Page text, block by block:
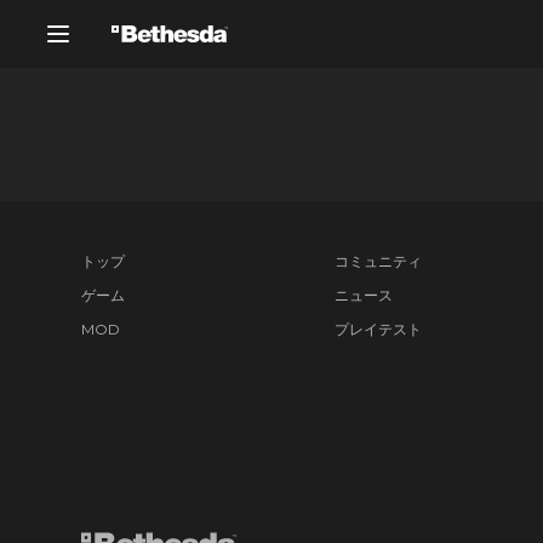
トップ
ゲーム
MOD
コミュニティ
ニュース
プレイテスト